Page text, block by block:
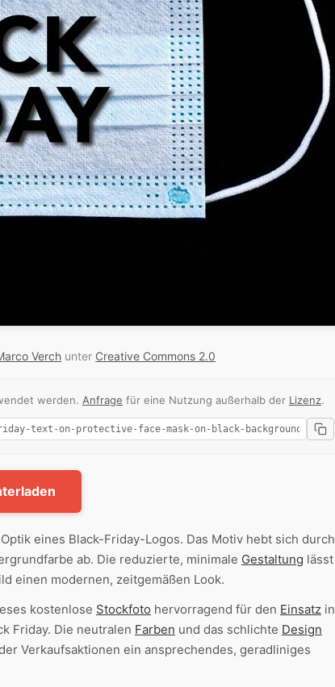
Verch unter Creative Commons 2.0
werden. Anfrage für eine Nutzung außerhalb der Lizenz.
eines Black-Friday-Logos. Das Motiv hebt sich durch
ab. Die reduzierte, minimale Gestaltung lässt
einen modernen, zeitgemäßen Look.
kostenlose Stockfoto hervorragend für den Einsatz in
Friday. Die neutralen Farben und das schlichte Design
Verkaufsaktionen ein ansprechendes, geradliniges